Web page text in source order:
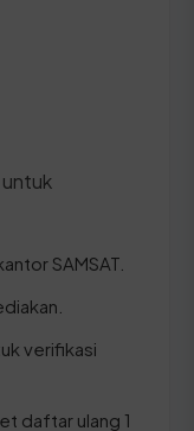
SAMSAT.
verifikasi
daftar ulang 1